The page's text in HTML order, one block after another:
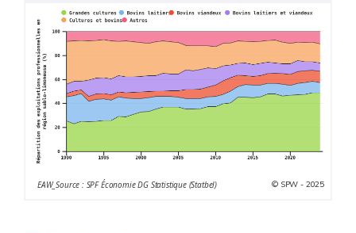
EAW_Source : SPF Économie DG Statistique (Statbel) © SPW - 2025